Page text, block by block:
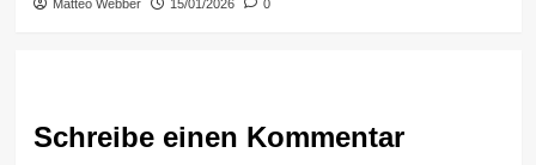
Matteo Webber 15/01/2026 0
Schreibe einen Kommentar